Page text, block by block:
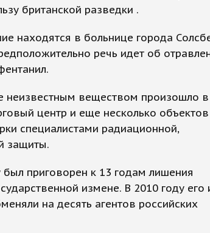
британской разведки .
находятся в больнице города
речь идет об
неизвестным веществом произошло в
центр и еще несколько
специалистами радиационной,
защиты.
был приговорен к 13 годам лишения
измене. В 2010 году его
на десять агентов российских